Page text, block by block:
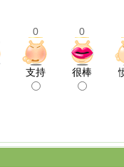
0 0
支持 很棒